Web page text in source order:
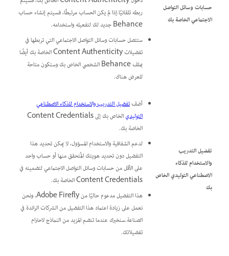
حسابات وسائل التواصل
الاجتماعي الخاصة بك
ربطه تلقائيًا.إذا لم يكن الحساب مرتبطًا، فسيتم إنشاء حساب
Behance جديد لك لتفعيله واستخدامه.
ستتصل حسابات وسائل التواصل الاجتماعي التي تربطها في
تفضيلات Content Authenticity الخاصة بك أيضًا
بملف Behance الشخصي الخاص بك وستكون متاحة
للعرض هناك.
تفضيل التدريب
والاستخدام للذكاء
الاصطناعي التوليدي الخاص
بك
أضفتفضيل التدريب والاستخدام للذكاء الاصطناعي
التوليدي
الخاص بك إلى Content Credentials
الخاصة بك.
لدعم الشفافية والاستخدام المسؤول، لا يمكن تحديد هذا
التفضيل دون تحديد هويتك المُتحقق منها أو حساب واحد
على الأقل من حسابات وسائل التواصل الاجتماعي لتضمينه في
Content Credentials الخاصة بك.
هذا التفضيل مدعوم حاليًا من Adobe Firefly، ونحن
نعمل على زيادة اعتماد هذا التفضيل من الشركات الرائدة في
الصناعة.سنخبرك عندما تنضم المزيد من النماذج لاحترام
تفضيلاتك.